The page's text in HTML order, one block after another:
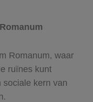
Romanum, waar
ruïnes kunt
sociale kern van